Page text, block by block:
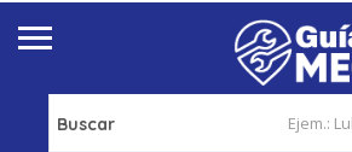
Buscar